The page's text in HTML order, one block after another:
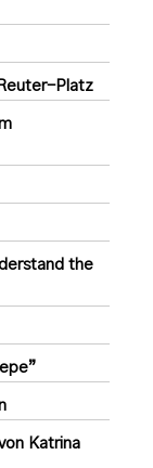
Platz
the
Katrina